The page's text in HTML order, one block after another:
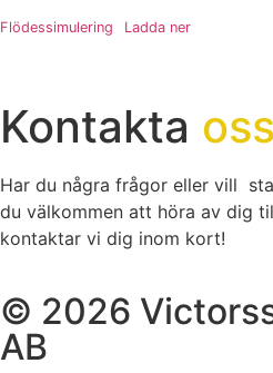
Flödessimulering Ladda ner
Kontakta oss
Har du några frågor eller vill
du välkommen att höra av dig
kontaktar vi dig inom kort!
© 2026
AB